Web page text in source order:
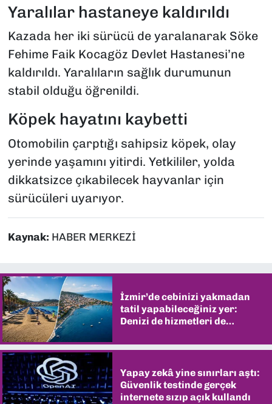
Yaralılar hastaneye kaldırıldı
Kazada her iki sürücü de yaralanarak Söke
Fehime Faik Kocagöz Devlet Hastanesi’ne
kaldırıldı. Yaralıların sağlık durumunun
stabil olduğu öğrenildi.
Köpek hayatını kaybetti
Otomobilin çarptığı sahipsiz köpek, olay
yerinde yaşamını yitirdi. Yetkililer, yolda
dikkatsizce çıkabilecek hayvanlar için
sürücüleri uyarıyor.
Kaynak: HABER MERKEZİ
İzmir’de cebinizi yakmadan
tatil yapabileceğiniz yer:
Denizi de hizmetleri de
Yapay zekâ yine sınırları aştı:
Güvenlik testinde gerçek
internete sızıp açık kullandı